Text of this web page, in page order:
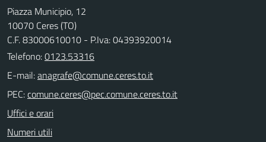
Piazza Municipio, 12
10070 Ceres (TO)
C.F. 83000610010 - P.Iva: 04393920014
Telefono:0123.53316
E-mail:
PEC:
Uffici e orari
Numeri utili